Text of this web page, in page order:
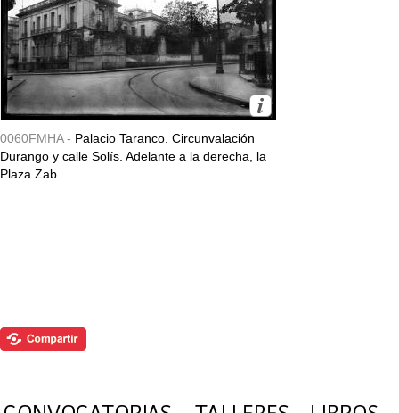
0060FMHA - Palacio Taranco. Circunvalación
Durango y calle Solís. Adelante a la derecha, la
Plaza Zab...